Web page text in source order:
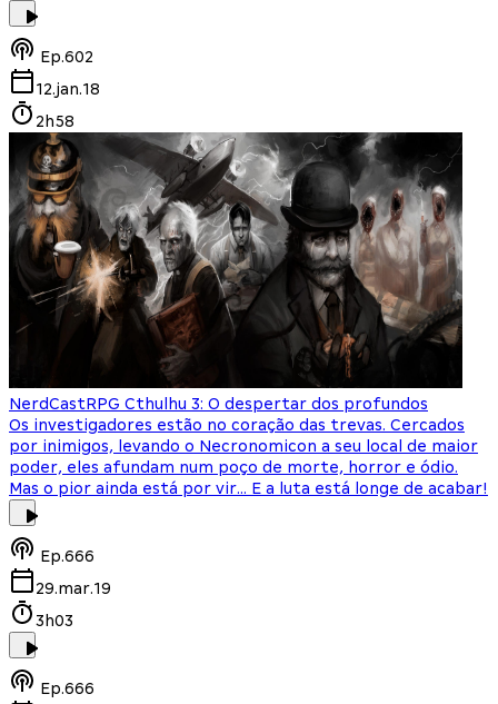
Ep.602
12.jan.18
2h58
NerdCastRPG Cthulhu 3: O despertar dos profundos
Os investigadores estão no coração das trevas. Cercados
por inimigos, levando o Necronomicon a seu local de maior
poder, eles afundam num poço de morte, horror e ódio.
Mas o pior ainda está por vir... E a luta está longe de acabar!
Ep.666
29.mar.19
3h03
Ep.666